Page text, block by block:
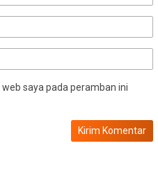
saya pada peramban ini